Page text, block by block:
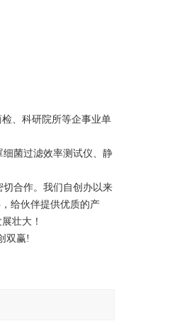
、科研院所等企事业单
菌过滤效率测试仪、静
合作。我们自创办以来
给伙伴提供优质的产
壮大！
双赢!